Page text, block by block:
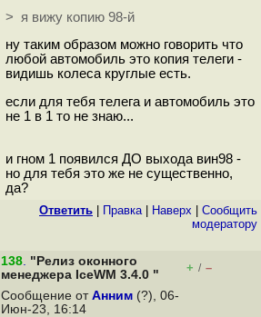
> я вижу копию 98-й
ну таким образом можно говорить что
любой автомобиль это копия телеги -
видишь колеса круглые есть.
если для тебя телега и автомобиль это
не 1 в 1 то не знаю...
и гном 1 появился ДО выхода вин98 -
но для тебя это же не существенно,
да?
Ответить Правка| Наверх
Cообщить
модератору
138. "Релиз оконного
менеджера IceWM 3.4.0 "
+ / –
Сообщение от Анним (?), 06-
Июн-23, 16:14